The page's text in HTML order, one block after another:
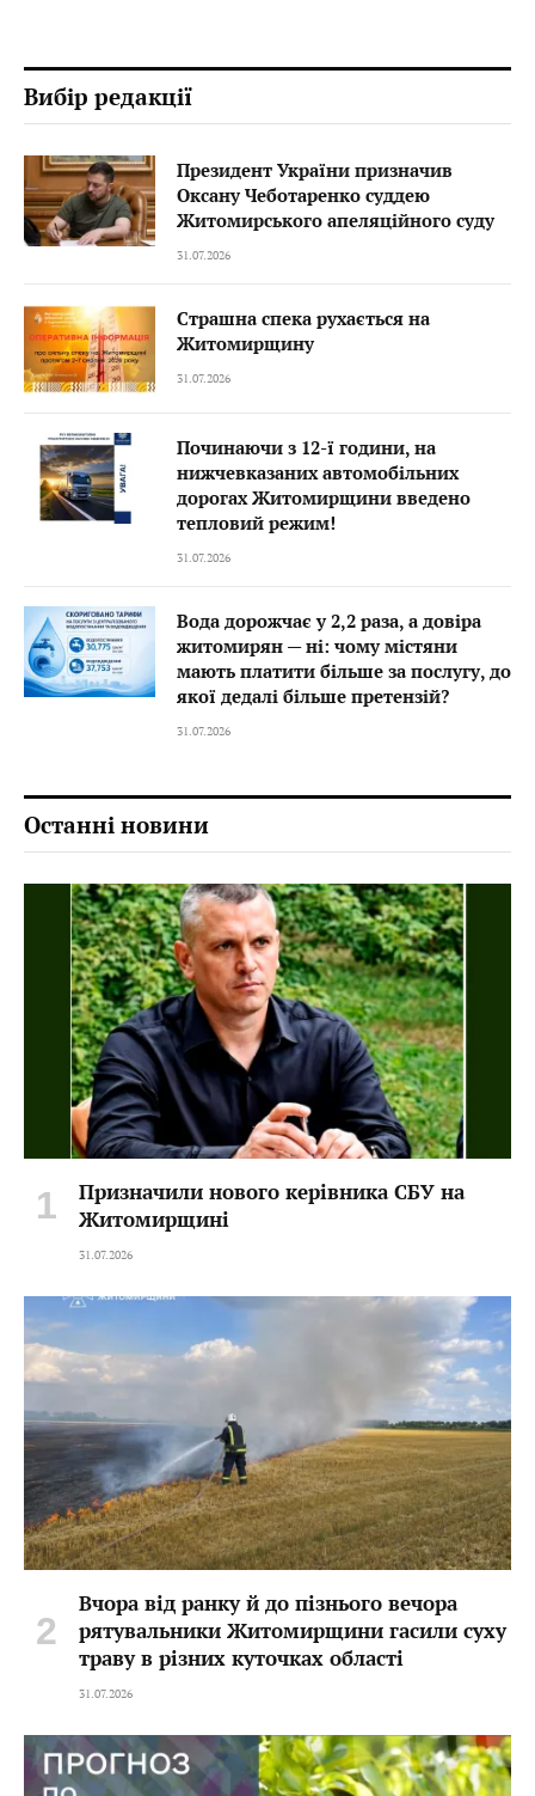
Вибір редакції
Президент України призначив
Оксану Чеботаренко суддею
Житомирського апеляційного суду
31.07.2026
Страшна спека рухається на
Житомирщину
31.07.2026
Починаючи з 12-ї години, на
нижчевказаних автомобільних
дорогах Житомирщини введено
тепловий режим!
31.07.2026
Вода дорожчає у 2,2 раза, а довіра
житомирян — ні: чому містяни
мають платити більше за послугу, до
якої дедалі більше претензій?
31.07.2026
Останні новини
Призначили нового керівника СБУ на
Житомирщині
31.07.2026
Вчора від ранку й до пізнього вечора
рятувальники Житомирщини гасили суху
траву в різних куточках області
31.07.2026